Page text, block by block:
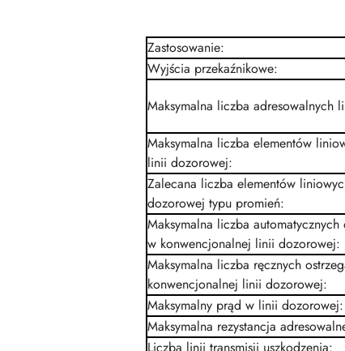
Zastosowanie:
Wyjścia przekaźnikowe:
Maksymalna liczba adresowalnych
Maksymalna liczba elementów
linii dozorowej:
Zalecana liczba elementów
dozorowej typu promień:
Maksymalna liczba automatycznych
w konwencjonalnej linii dozorowej:
Maksymalna liczba ręcznych
konwencjonalnej linii dozorowej:
Maksymalny prąd w linii dozorowej:
Maksymalna rezystancja
Liczba linii transmisji uszkodzenia: